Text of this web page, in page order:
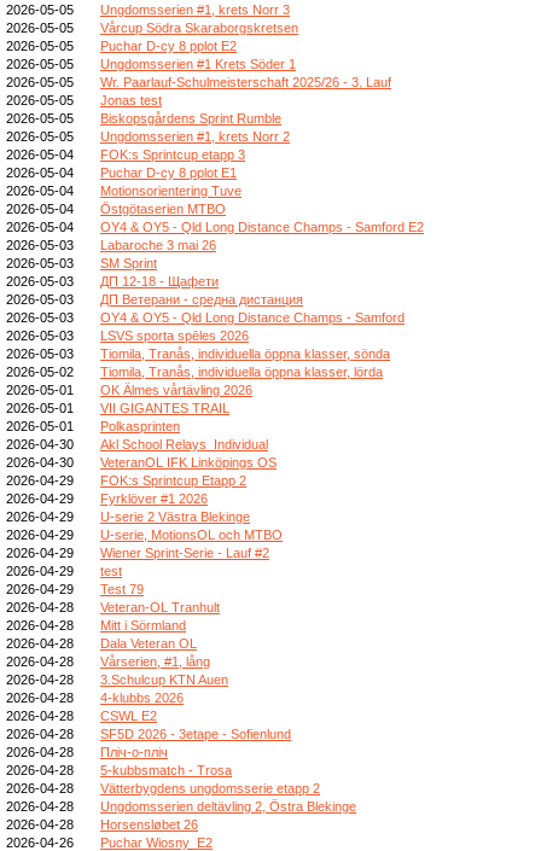
2026-05-05
Ungdomsserien #1, krets Norr 3
2026-05-05
Vårcup Södra Skaraborgskretsen
2026-05-05
Puchar D-cy 8 pplot E2
2026-05-05
Ungdomsserien #1 Krets Söder 1
2026-05-05
Wr. Paarlauf-Schulmeisterschaft 2025/26 - 3. Lauf
2026-05-05
Jonas test
2026-05-05
Biskopsgårdens Sprint Rumble
2026-05-05
Ungdomsserien #1, krets Norr 2
2026-05-04
FOK:s Sprintcup etapp 3
2026-05-04
Puchar D-cy 8 pplot E1
2026-05-04
Motionsorientering Tuve
2026-05-04
Östgötaserien MTBO
2026-05-04
OY4 & OY5 - Qld Long Distance Champs - Samford E2
2026-05-03
Labaroche 3 mai 26
2026-05-03
SM Sprint
2026-05-03
ДП 12-18 - Щафети
2026-05-03
ДП Ветерани - средна дистанция
2026-05-03
OY4 & OY5 - Qld Long Distance Champs - Samford
2026-05-03
LSVS sporta spēles 2026
2026-05-03
Tiomila, Tranås, individuella öppna klasser, sönda
2026-05-02
Tiomila, Tranås, individuella öppna klasser, lörda
2026-05-01
OK Älmes vårtävling 2026
2026-05-01
VII GIGANTES TRAIL
2026-05-01
Polkasprinten
2026-04-30
Akl School Relays_Individual
2026-04-30
VeteranOL IFK Linköpings OS
2026-04-29
FOK:s Sprintcup Etapp 2
2026-04-29
Fyrklöver #1 2026
2026-04-29
U-serie 2 Västra Blekinge
2026-04-29
U-serie, MotionsOL och MTBO
2026-04-29
Wiener Sprint-Serie - Lauf #2
2026-04-29
test
2026-04-29
Test 79
2026-04-28
Veteran-OL Tranhult
2026-04-28
Mitt i Sörmland
2026-04-28
Dala Veteran OL
2026-04-28
Vårserien, #1, lång
2026-04-28
3.Schulcup KTN Auen
2026-04-28
4-klubbs 2026
2026-04-28
CSWL E2
2026-04-28
SF5D 2026 - 3etape - Sofienlund
2026-04-28
Пліч-о-пліч
2026-04-28
5-kubbsmatch - Trosa
2026-04-28
Vätterbygdens ungdomsserie etapp 2
2026-04-28
Ungdomsserien deltävling 2, Östra Blekinge
2026-04-28
Horsensløbet 26
2026-04-26
Puchar Wiosny_E2